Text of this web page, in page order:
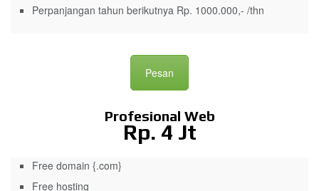
Perpanjangan tahun berikutnya Rp. 1000.000,- /thn
Pesan
Profesional Web
Rp. 4 Jt
Free domain {.com}
Free hosting